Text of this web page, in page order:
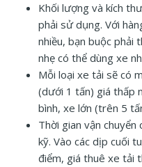
Khối lượng và kích
phải sử dụng. Với
nhiều, bạn buộc phải
nhẹ có thể dùng xe
Mỗi loại xe tải sẽ có
(dưới 1 tấn) giá thấp
bình, xe lớn (trên 5
Thời gian vận chuyển
kỹ. Vào các dịp cuối
điểm, giá thuê xe tải